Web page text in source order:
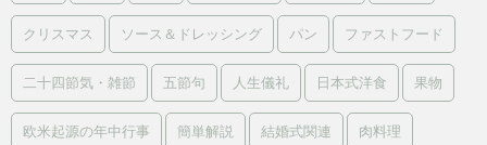
クリスマス ソース＆ドレッシング パン ファストフード
二十四節気・雑節 五節句 人生儀礼 日本式洋食 果物
欧米起源の年中行事 簡単解説 結婚式関連 肉料理